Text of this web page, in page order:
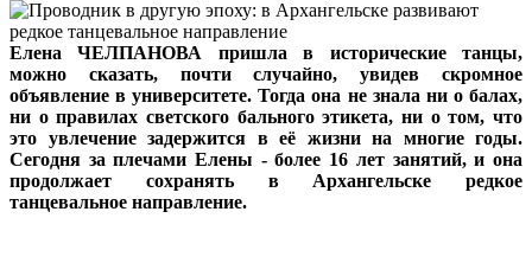
Елена ЧЕЛПАНОВА пришла в исторические танцы,
можно сказать, почти случайно, увидев скромное
объявление в университете. Тогда она не знала ни о балах,
ни о правилах светского бального этикета, ни о том, что
это увлечение задержится в её жизни на многие годы.
Сегодня за плечами Елены - более 16 лет занятий, и она
продолжает сохранять в Архангельске редкое
танцевальное направление.